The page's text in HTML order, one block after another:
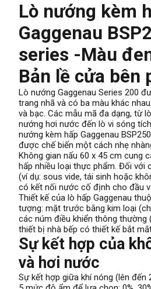
Lò nướng kèm
Gaggenau
series -Màu
Bản lề cửa bên
Lò nướng Gaggenau Series 200
trang nhã và có ba màu khác
và bạc. Các mẫu mã đa dạng, từ
nướng hơi nước đến lò vi sóng
nướng kèm hấp Gaggenau
được chế biến một cách nhẹ
Không gian nấu 60 x 45 cm cung
hấp nhiều loại thực phẩm. Đối với
(ví dụ: sous vide, tái sinh hoặc
có kết nối nước cố định cho đầu
Thiết kế của lò hấp Gaggenau
tượng: mặt trước bằng kim loại
các núm điều khiển thông
thiết bị nhà bếp có thiết kế bắt
Sự kết hợp của
và hơi nước
Sự kết hợp giữa khí nóng (lên đến